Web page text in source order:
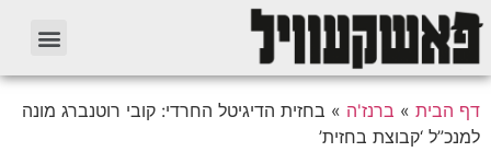
דף הבית » ברנז'ה » בחזית הדיגיטל החרדי: קובי רוטנברג מונה
למנכ”ל ‘קבוצת בחזית’